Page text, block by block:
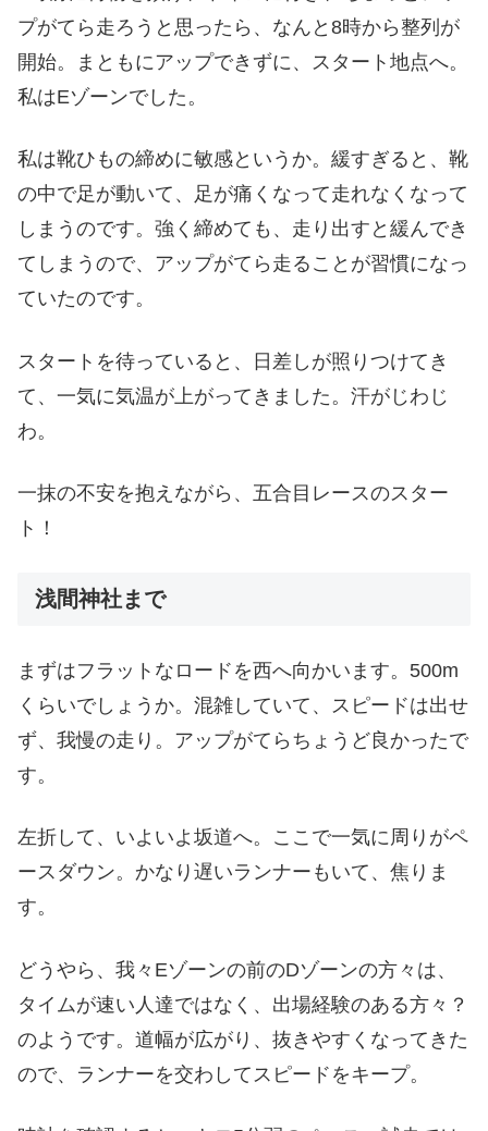
プがてら走ろうと思ったら、なんと8時から整列が
開始。まともにアップできずに、スタート地点へ。
私はEゾーンでした。
私は靴ひもの締めに敏感というか。緩すぎると、靴
の中で足が動いて、足が痛くなって走れなくなって
しまうのです。強く締めても、走り出すと緩んでき
てしまうので、アップがてら走ることが習慣になっ
ていたのです。
スタートを待っていると、日差しが照りつけてき
て、一気に気温が上がってきました。汗がじわじ
わ。
一抹の不安を抱えながら、五合目レースのスター
ト！
浅間神社まで
まずはフラットなロードを西へ向かいます。500m
くらいでしょうか。混雑していて、スピードは出せ
ず、我慢の走り。アップがてらちょうど良かったで
す。
左折して、いよいよ坂道へ。ここで一気に周りがペ
ースダウン。かなり遅いランナーもいて、焦りま
す。
どうやら、我々Eゾーンの前のDゾーンの方々は、
タイムが速い人達ではなく、出場経験のある方々？
のようです。道幅が広がり、抜きやすくなってきた
ので、ランナーを交わしてスピードをキープ。